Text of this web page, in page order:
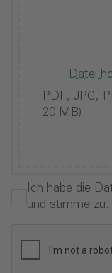
Datei
PDF, JPG,
20 MB)
Ich habe die
und stimme zu.